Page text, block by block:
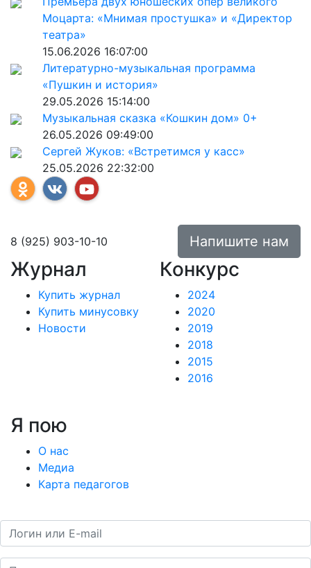
Моцарта: «Мнимая простушка» и «Директор
театра»
15.06.2026 16:07:00
Литературно-музыкальная программа
«Пушкин и история»
29.05.2026 15:14:00
Музыкальная сказка «Кошкин дом» 0+
26.05.2026 09:49:00
Сергей Жуков: «Встретимся у касс»
25.05.2026 22:32:00
8 (925) 903-10-10 Напишите нам
Журнал
Купить журнал
Купить минусовку
Новости
Конкурс
2024
2020
2019
2018
2015
2016
Я пою
О нас
Медиа
Карта педагогов